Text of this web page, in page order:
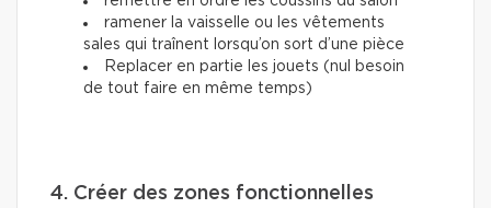
ramener la vaisselle ou les vêtements
sales qui traînent lorsqu’on sort d’une pièce
Replacer en partie les jouets (nul besoin
de tout faire en même temps)
4. Créer des zones fonctionnelles